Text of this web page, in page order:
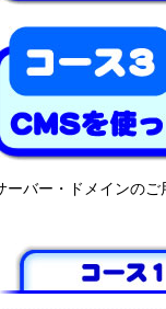
ーバー・ドメインのご